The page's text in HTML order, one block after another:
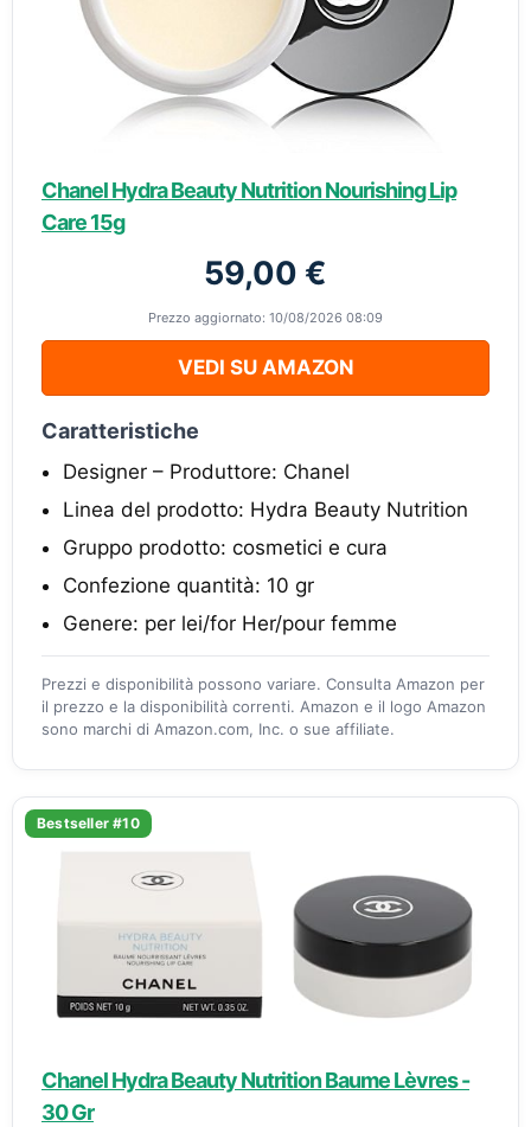
Chanel Hydra Beauty Nutrition Nourishing Lip
Care 15g
59,00 €
Prezzo aggiornato: 10/08/2026 08:09
VEDI SU AMAZON
Caratteristiche
Designer – Produttore: Chanel
Linea del prodotto: Hydra Beauty Nutrition
Gruppo prodotto: cosmetici e cura
Confezione quantità: 10 gr
Genere: per lei/for Her/pour femme
Prezzi e disponibilità possono variare. Consulta Amazon per
il prezzo e la disponibilità correnti. Amazon e il logo Amazon
sono marchi di Amazon.com, Inc. o sue affiliate.
Bestseller #10
Chanel Hydra Beauty Nutrition Baume Lèvres -
30 Gr